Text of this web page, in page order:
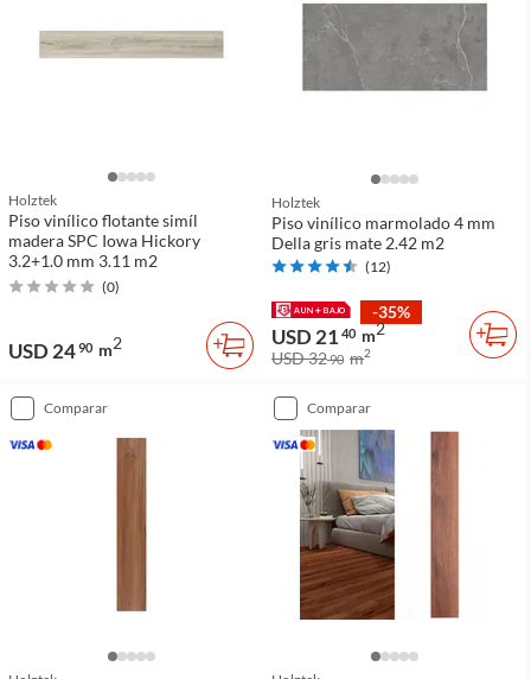
Holztek
Piso vinílico flotante simíl
madera SPC Iowa Hickory
3.2+1.0 mm 3.11 m2
(0)
USD 2490 m2
Holztek
Piso vinílico marmolado 4 mm
Della gris mate 2.42 m2
(12)
-35%
USD 21 40 m2
USD 3290 m2
comparar comparar